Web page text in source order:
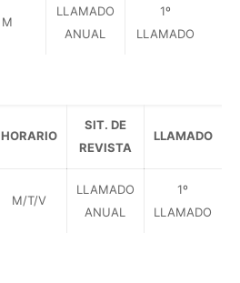
M
LLAMADO
ANUAL
1º
LLAMADO
HORARIO
SIT. DE
REVISTA
LLAMADO
M/T/V
LLAMADO
ANUAL
1º
LLAMADO